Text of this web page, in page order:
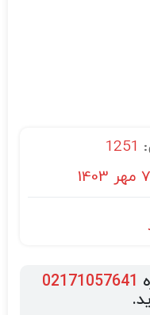
1251
7 مهر 1403
02171057641